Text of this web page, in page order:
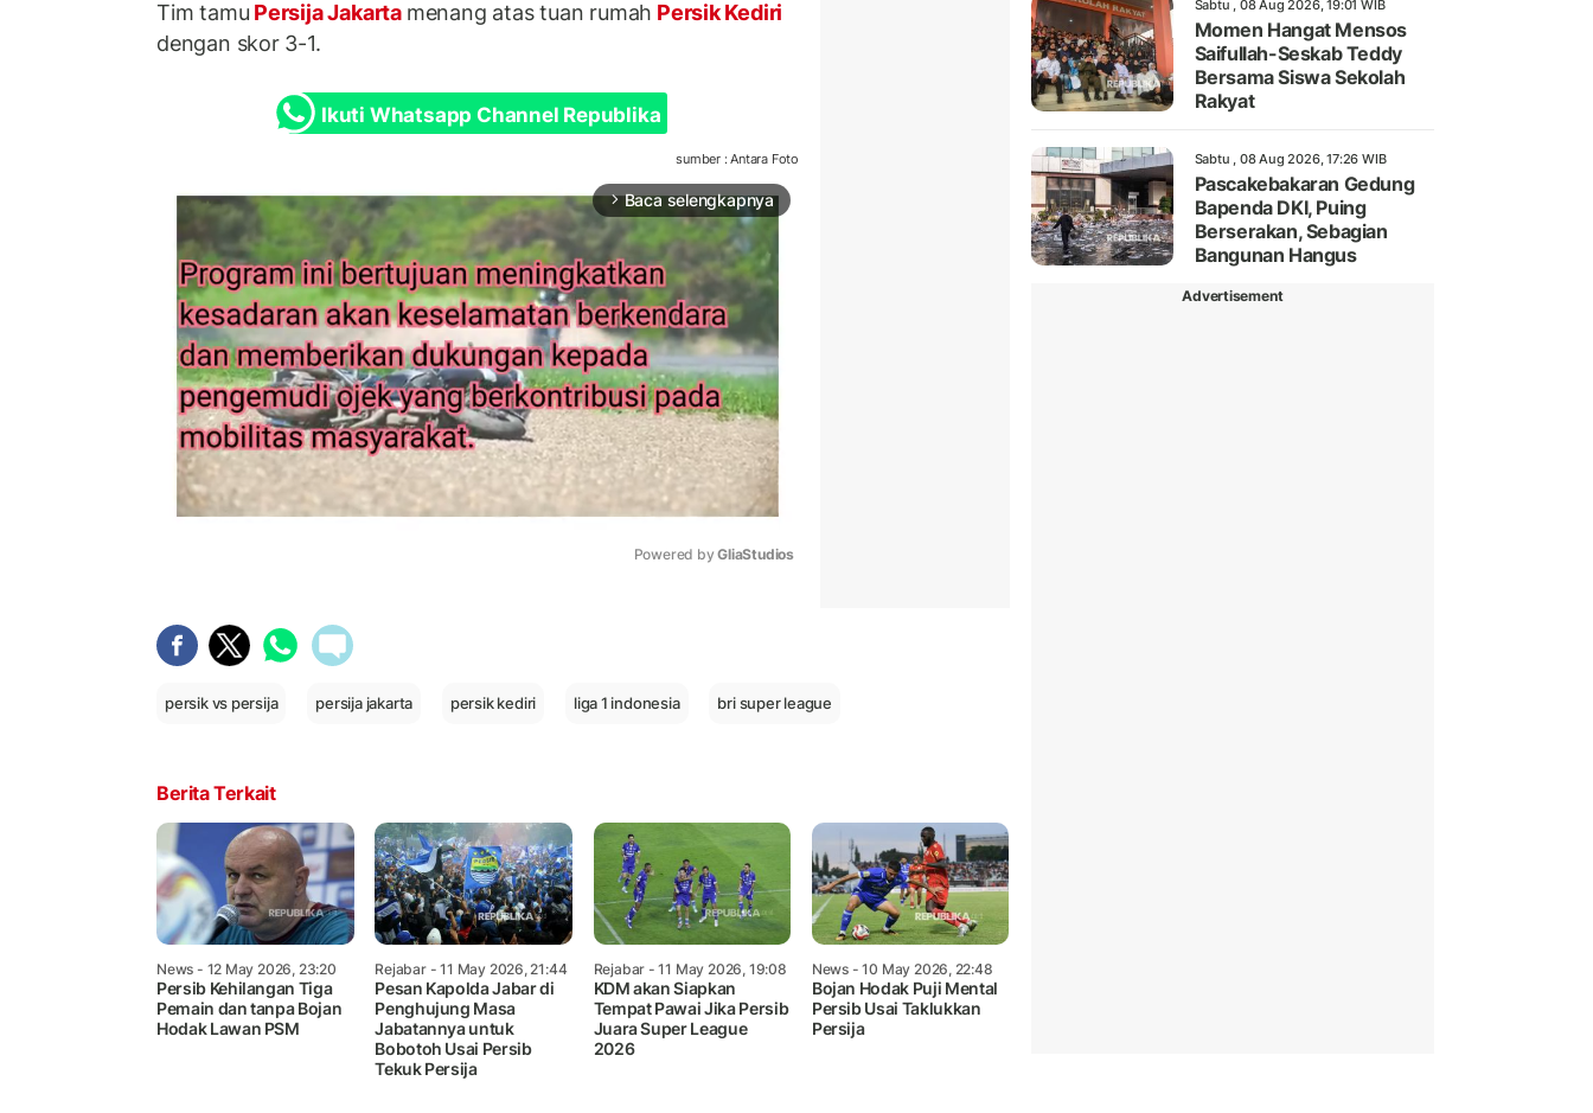
Tim tamu Persija Jakarta menang atas tuan rumah Persik Kediri
dengan skor 3-1.
Ikuti Whatsapp Channel Republika
sumber : Antara Foto
arrow_forward_ios Baca selengkapnya
Powered by GliaStudios
persik vs persija persija jakarta persik kediri liga 1 indonesia bri super league
Berita Terkait
News - 12 May 2026, 23:20
Persib Kehilangan Tiga
Pemain dan tanpa Bojan
Hodak Lawan PSM
Rejabar- 11 May 2026, 21:44
Pesan Kapolda Jabar di
Penghujung Masa
Jabatannya untuk
Bobotoh Usai Persib
Tekuk Persija
Rejabar - 11 May 2026, 19:08
KDM akan Siapkan
Tempat Pawai Jika Persib
Juara Super League
2026
News - 10 May 2026, 22:48
Bojan Hodak Puji Mental
Persib Usai Taklukkan
Persija
Sabtu , 08 Aug 2026, 19:01 WIB
Momen Hangat Mensos
Saifullah-Seskab Teddy
Bersama Siswa Sekolah
Rakyat
Sabtu , 08 Aug 2026, 17:26 WIB
Pascakebakaran Gedung
Bapenda DKI, Puing
Berserakan, Sebagian
Bangunan Hangus
Advertisement